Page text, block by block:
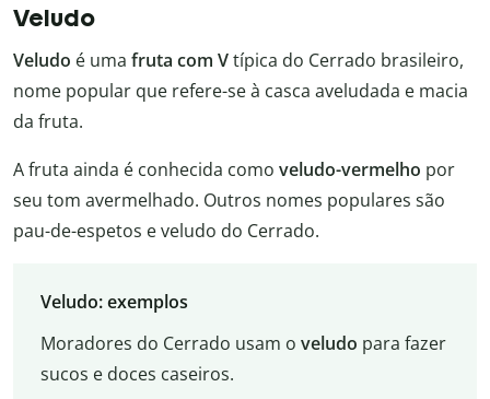
Veludo
Veludo é uma fruta com Vtípica do Cerrado brasileiro,
nome popular que refere-se à casca aveludada e macia
da fruta.
A fruta ainda é conhecida como veludo-vermelho por
seu tom avermelhado. Outros nomes populares são
pau-de-espetos e veludo do Cerrado.
Veludo: exemplos
Moradores do Cerrado usam o veludo para fazer
sucos e doces caseiros.